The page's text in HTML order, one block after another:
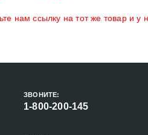
нам ссылку на тот же товар и у
ЗВОНИТЕ:
1-800-200-145